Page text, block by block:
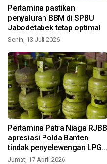
Pertamina pastikan
penyaluran BBM di SPBU
Jabodetabek tetap optimal
Senin, 13 Juli 2026
Pertamina Patra Niaga RJBB
apresiasi Polda Banten
tindak penyelewengan LPG
Subsidi
Jumat, 17 April 2026